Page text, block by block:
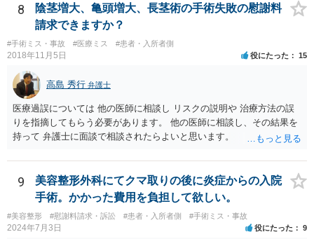
の対象になってきます。 あくまでケースバイケースなので、今回の事
案に必ずしも当てはまるものとは言い切れませんが、過去の裁判例を
見ると、白内障の手術に失敗して片目の視力がほぼ失われたような事
案の場合、800万円程度の慰謝料が認められた事案もあります。 医療
事故の場合、相手が保険を使った対応になることが多いため、交渉を
円滑に進めるためには早期に弁護士委任された方がよいのではないか
と思います。
8
陰茎増大、亀頭増大、長茎術の手術失敗の慰謝料
請求できますか？
#手術ミス・事故 #医療ミス #患者・入所者側
2018年11月5日 役にたった 15
高島 秀行 弁護士
医療過誤については 他の医師に相談し リスクの説明や 治療方法の誤
りを指摘してもらう必要があります。 他の医師に相談し、その結果を
持って 弁護士に面談で相談されたらよいと思います。
9
美容整形外科にてクマ取りの後に炎症からの入院
手術。かかった費用を負担して欲しい。
#美容整形 #慰謝料請求・訴訟 #患者・入所者側 #手術ミス・事故
2024年7月3日 役にたった 9